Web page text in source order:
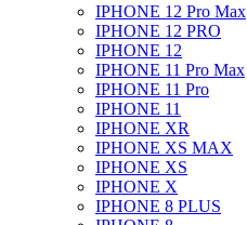
IPHONE 12 Pro Max
IPHONE 12 PRO
IPHONE 12
IPHONE 11 Pro Max
IPHONE 11 Pro
IPHONE 11
IPHONE XR
IPHONE XS MAX
IPHONE XS
IPHONE X
IPHONE 8 PLUS